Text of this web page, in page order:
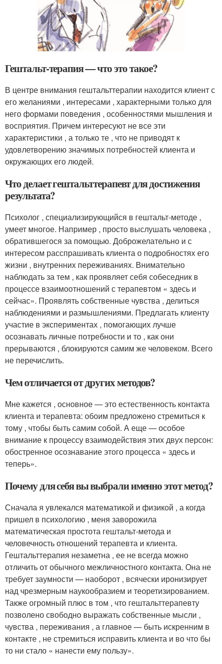
Гештальт-терапия — что это такое?
В центре внимания гештальттерапии находится клиент с
его желаниями , интересами , характерными только для
него формами поведения , особенностями мышления и
восприятия. Причем интересуют не все эти
характеристики , а только те , что не приводят к
удовлетворению значимых потребностей клиента и
окружающих его людей.
Что делает гештальттерапевт для достижения
результата?
Психолог , специализирующийся в гештальт-методе ,
умеет многое. Например , просто выслушать человека ,
обратившегося за помощью. Доброжелательно и с
интересом расспрашивать клиента о подробностях его
жизни , внутренних переживаниях. Внимательно
наблюдать за тем , как проявляет себя собеседник в
процессе взаимоотношений с терапевтом « здесь и
сейчас». Проявлять собственные чувства , делиться
наблюдениями и размышлениями. Предлагать клиенту
участие в экспериментах , помогающих лучше
осознавать личные потребности и то , как они
прерываются , блокируются самим же человеком. Всего
не перечислить.
Чем отличается от других методов?
Мне кажется , основное — это естественность контакта
клиента и терапевта: обоим предложено стремиться к
тому , чтобы быть самим собой. А еще — особое
внимание к процессу взаимодействия этих двух персон:
обостренное осознавание этого процесса « здесь и
теперь».
Почему для себя вы выбрали именно этот метод?
Сначала я увлекался математикой и физикой , а когда
пришел в психологию , меня заворожила
математическая простота гештальт-метода и
человечность отношений терапевта и клиента.
Гештальттерапия незаметна , ее не всегда можно
отличить от обычного межличностного контакта. Она не
требует заумности — наоборот , всячески иронизирует
над чрезмерным наукообразием и теоретизированием.
Также огромный плюс в том , что гештальттерапевту
позволено свободно выражать собственные мысли ,
чувства , переживания , а главное — быть искренним в
контакте , не стремиться исправить клиента и во что бы
то ни стало « нанести ему пользу».